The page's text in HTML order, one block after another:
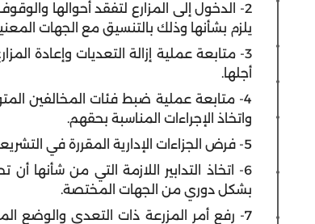
2- الدخول إلى المزارع لتفقد أحوالها
يلزم بشأنها وذلك بالتنسيق مع الجهات
3- متابعة عملية إزالة التعديات وإعادة
أجلها.
4- متابعة عملية ضبط فئات المخالفين
واتخاذ الإجراءات المناسبة بحقهم.
5- فرض الجزاءات الإدارية المقررة في التشريعات النافذة ذات الصلة بحق مرتكبي المخالفات.
6- اتخاذ التدابير اللازمة التي من شأنها
بشكل دوري من الجهات المختصة.
7- رفع أمر المزرعة ذات التعدي والوضع